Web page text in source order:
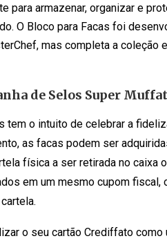
para armazenar, organizar e
O Bloco para Facas foi
mas completa a coleção
de Selos Super
tem o intuito de celebrar a
as facas podem ser
física a ser retirada no caixa
em um mesmo cupom
o seu cartão Crediffato